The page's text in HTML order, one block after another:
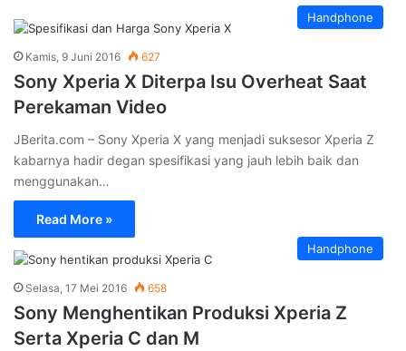
Handphone
Kamis, 9 Juni 2016 627
Sony Xperia X Diterpa Isu Overheat Saat
Perekaman Video
JBerita.com – Sony Xperia X yang menjadi suksesor Xperia Z
kabarnya hadir degan spesifikasi yang jauh lebih baik dan
menggunakan…
Read More »
Handphone
Selasa, 17 Mei 2016 658
Sony Menghentikan Produksi Xperia Z
Serta Xperia C dan M